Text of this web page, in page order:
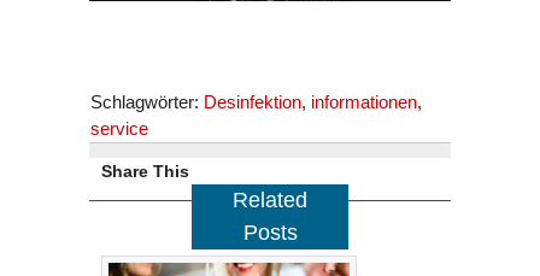
Schlagwörter: Desinfektion, informationen,
service
Share This
Related
Posts